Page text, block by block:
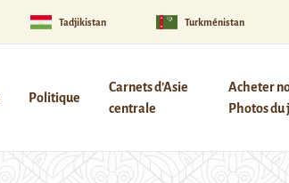
Tadjikistan Turkménistan
Politique
Carnets d’Asie
centrale
Acheter
Photos